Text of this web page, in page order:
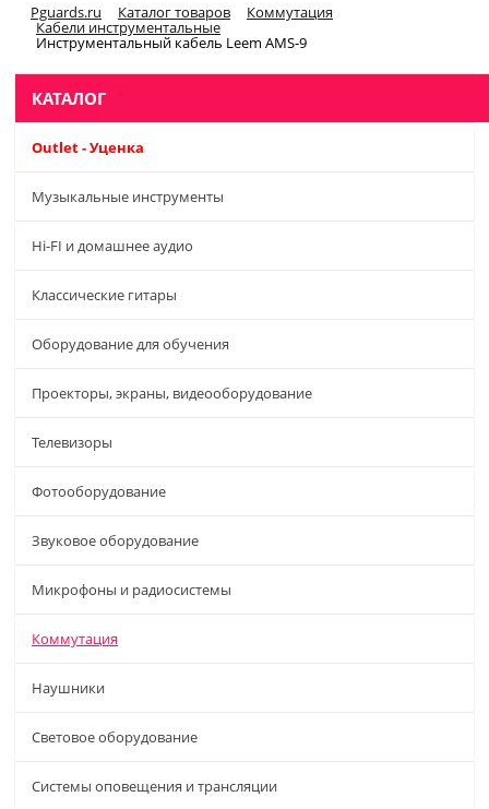
Pguards.ru Каталог товаров Коммутация
Кабели инструментальные
Инструментальный кабель Leem AMS-9
КАТАЛОГ
Outlet - Уценка
Музыкальные инструменты
Hi-FI и домашнее аудио
Классические гитары
Оборудование для обучения
Проекторы, экраны, видеооборудование
Телевизоры
Фотооборудование
Звуковое оборудование
Микрофоны и радиосистемы
Коммутация
Наушники
Световое оборудование
Системы оповещения и трансляции